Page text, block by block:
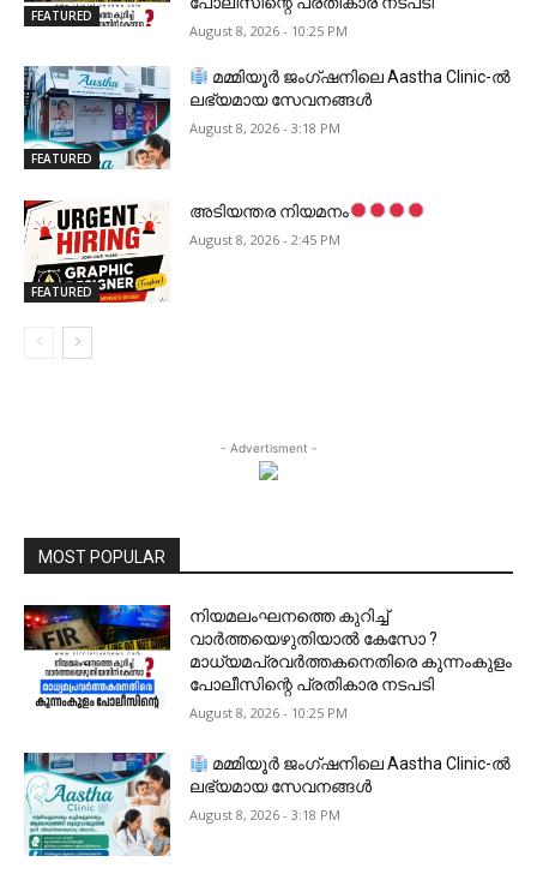
FEATURED
August 8, 2026 - 10:25 PM
FEATURED
മമ്മിയൂർ ജംഗ്ഷനിലെ Aastha Clinic-ൽ
ലഭ്യമായ സേവനങ്ങൾ
August 8, 2026 - 3:18 PM
FEATURED
അടിയന്തര നിയമനം
August 8, 2026 - 2:45 PM
- Advertisment -
MOST POPULAR
നിയമലംഘനത്തെ കുറിച്ച്
വാർത്തയെഴുതിയാൽ കേസോ ?
മാധ്യമപ്രവർത്തകനെതിരെ കുന്നംകുളം
പോലീസിന്റെ പ്രതികാര നടപടി
August 8, 2026 - 10:25 PM
മമ്മിയൂർ ജംഗ്ഷനിലെ Aastha Clinic-ൽ
ലഭ്യമായ സേവനങ്ങൾ
August 8, 2026 - 3:18 PM